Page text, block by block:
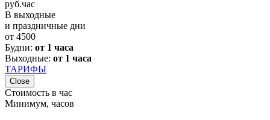
руб.час
В выходные
и праздничные дни
от 4500
Будни: от 1 часа
Выходные: от 1 часа
ТАРИФЫ
Close
Стоимость в час
Минимум, часов